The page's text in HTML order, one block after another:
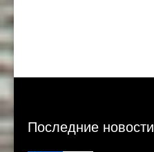
Последние новости